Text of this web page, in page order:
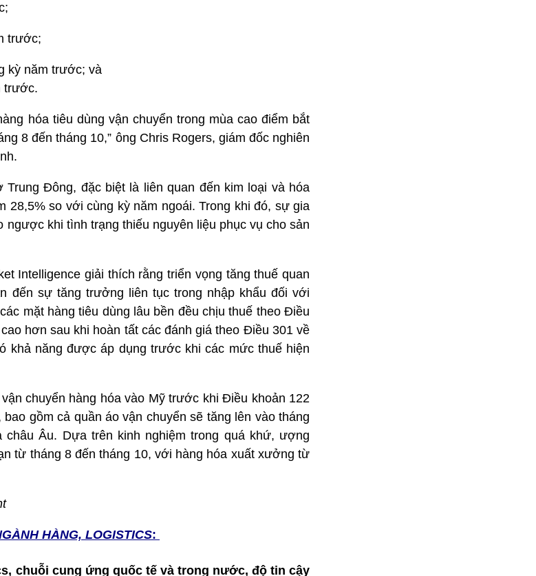
trước;
kỳ năm trước; và
trước.
hóa tiêu dùng vận chuyển trong mùa cao điểm bắt
8 đến tháng 10,” ông Chris Rogers, giám đốc nghiên
Đông, đặc biệt là liên quan đến kim loại và hóa
28,5% so với cùng kỳ năm ngoái. Trong khi đó, sự gia
khi tình trạng thiếu nguyên liệu phục vụ cho sản
Intelligence giải thích rằng triển vọng tăng thuế quan
đến sự tăng trưởng liên tục trong nhập khẩu đối với
mặt hàng tiêu dùng lâu bền đều chịu thuế theo Điều
hơn sau khi hoàn tất các đánh giá theo Điều 301 về
khả năng được áp dụng trước khi các mức thuế hiện
chuyển hàng hóa vào Mỹ trước khi Điều khoản 122
gồm cả quần áo vận chuyển sẽ tăng lên vào tháng
Âu. Dựa trên kinh nghiệm trong quá khứ, ượng
từ tháng 8 đến tháng 10, với hàng hóa xuất xưởng từ
HÀNG, LOGISTICS:
chuỗi cung ứng quốc tế và trong nước, độ tin cậy